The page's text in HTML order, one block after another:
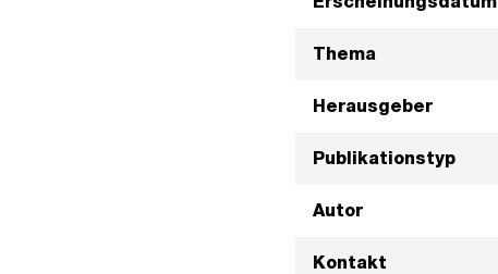
Thema
Herausgeber
Publikationstyp
Autor
Kontakt